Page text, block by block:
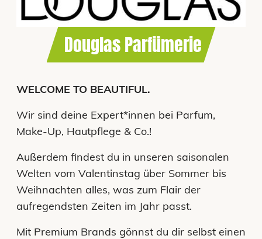
Douglas Parfümerie
WELCOME TO BEAUTIFUL.
Wir sind deine Expert*innen bei Parfum,
Make-Up, Hautpflege & Co.!
Außerdem findest du in unseren saisonalen
Welten vom Valentinstag über Sommer bis
Weihnachten alles, was zum Flair der
aufregendsten Zeiten im Jahr passt.
Mit Premium Brands gönnst du dir selbst einen